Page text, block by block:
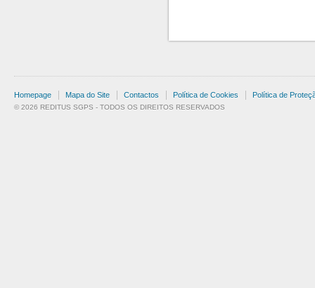
Homepage Mapa do Site Contactos Política de Cookies Política de
© 2026 REDITUS SGPS - TODOS OS DIREITOS RESERVADOS